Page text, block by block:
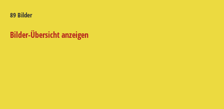
89 Bilder
Bilder-Übersicht anzeigen